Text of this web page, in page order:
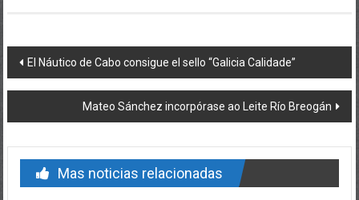
Post navigation
El Náutico de Cabo consigue el sello “Galicia Calidade”
Mateo Sánchez incorpórase ao Leite Río Breogán
Mas noticias relacionadas